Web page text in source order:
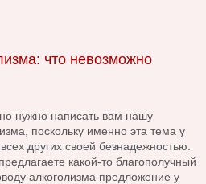
что невозможно
нужно написать вам нашу
поскольку именно эта тема у
других своей безнадежностью.
какой-то благополучный
алкоголизма предложение у